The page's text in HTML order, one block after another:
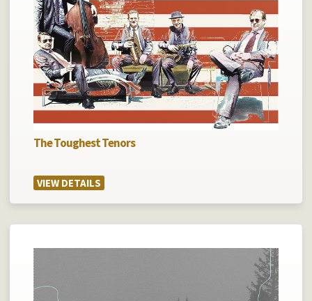
The Toughest Tenors
VIEW DETAILS